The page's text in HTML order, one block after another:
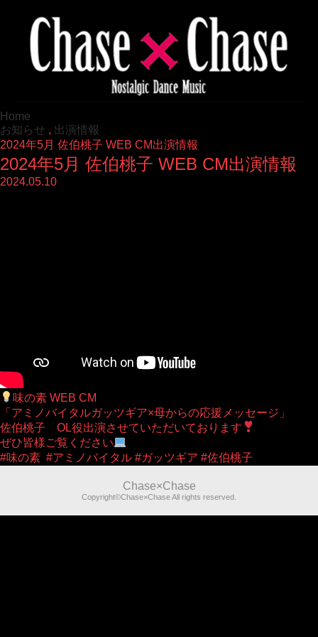
Home
お知らせ , 出演情報
2024年5月 佐伯桃子 WEB CM出演情報
2024年5月 佐伯桃子 WEB CM出演情報
2024.05.10
味の素 WEB CM
「アミノバイタルガッツギア×母からの応援メッセージ」
佐伯桃子 OL役出演させていただいております
ぜひ皆様ご覧ください
#味の素 #アミノバイタル #ガッツギア #佐伯桃子
Chase×Chase
Copyright©Chase×Chase All rights reserved.